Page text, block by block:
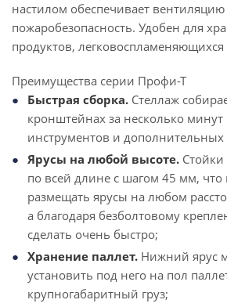
настилом обеспечивает
пожаробезопасность. Удобен для
продуктов, легковоспламеняющихся
Преимущества серии Профи-Т
Быстрая сборка. Стеллаж
кронштейнах за несколько
инструментов и дополнительных
Ярусы на любой высоте.
по всей длине с шагом 45 мм, что
размещать ярусы на любом
а благодаря безболтовому
сделать очень быстро;
Хранение паллет. Нижний ярус
установить под него на пол
крупногабаритный груз;